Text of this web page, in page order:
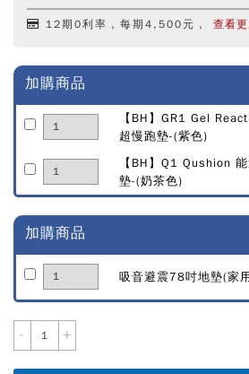
12期0利率，每期4,500元， 查看
加購商品
【BH】GR1 Gel
超慢跑墊-(紫色)
【BH】Q1 Qushion
墊-(奶茶色)
加購商品
吸音避震78吋地墊(家
- +